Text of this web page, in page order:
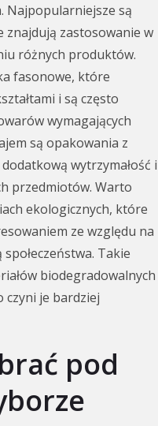
Najpopularniejsze są
znajdują zastosowanie w
różnych produktów.
fasonowe, które
i są często
wymagających
są opakowania z
wytrzymałość i
przedmiotów. Warto
ekologicznych, które
ze względu na
Takie
biodegradowalnych
czyni je bardziej
pod